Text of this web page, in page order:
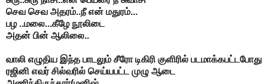
செவ செவ அதரம்..நீ என் மதுரம்...
பழ ..மலை...கீழே நூலிடை
அதன் பின் ஆலிலை..
வாலி எழுதிய இந்த பாடலும் சீரோ டிகிரி குளிரில் படமாக்கபட்டபோது
ரஜினி எவர் சில்வரில் செய்யபட்ட முழு ஆடை